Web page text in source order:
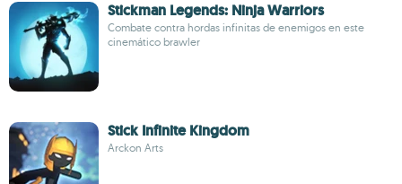
Stickman Legends: Ninja Warriors
Combate contra hordas infinitas de enemigos en este
cinemático brawler
Stick Infinite Kingdom
Arckon Arts